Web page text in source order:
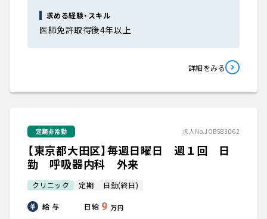
求める経験・スキル
医師免許取得後4年以上
詳細をみる
定期非常勤 求人No.JOB583062
【東京都大田区】毎週日曜日 週１回 日
勤 呼吸器内科 外来
クリニック 定期 日勤(終日)
給 与 日給 9 万円